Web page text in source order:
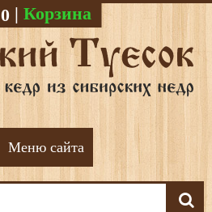
0 | Корзина
Меню сайта